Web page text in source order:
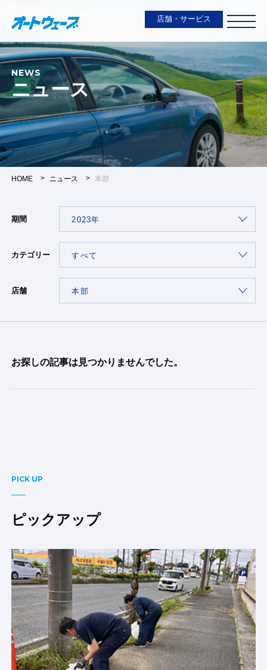
店舗・サービス
NEWS
ニュース
HOME ニュース 本部
期間
カテゴリー
店舗
お探しの記事は見つかりませんでした。
PICK UP
ピックアップ